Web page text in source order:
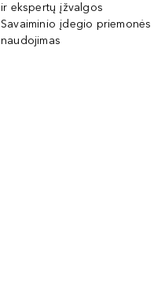
ir ekspertų įžvalgos
Savaiminio įdegio priemonės
naudojimas